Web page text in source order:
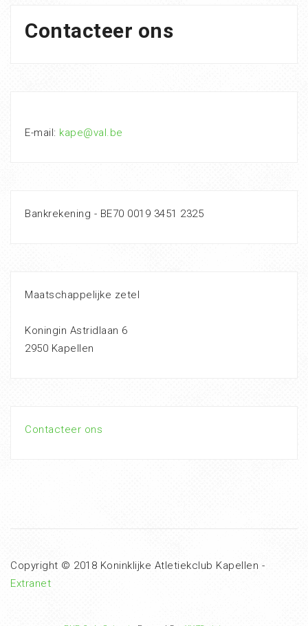
Contacteer ons
E-mail: kape@val.be
Bankrekening - BE70 0019 3451 2325
Maatschappelijke zetel
Koningin Astridlaan 6
2950 Kapellen
Contacteer ons
Copyright © 2018 Koninklijke Atletiekclub Kapellen -
Extranet